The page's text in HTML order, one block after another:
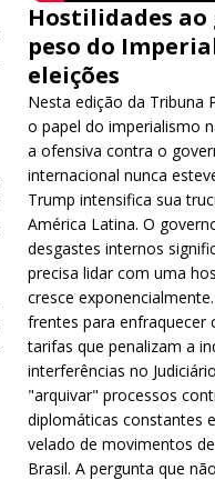
Hostilidades ao
peso do
eleições
Nesta edição da Tribuna
o papel do imperialismo
a ofensiva contra o
internacional nunca
Trump intensifica sua
América Latina. O
desgastes internos
precisa lidar com uma
cresce
frentes para enfraquecer
tarifas que penalizam a
interferências no
"arquivar" processos
diplomáticas constantes
velado de movimentos
Brasil. A pergunta que